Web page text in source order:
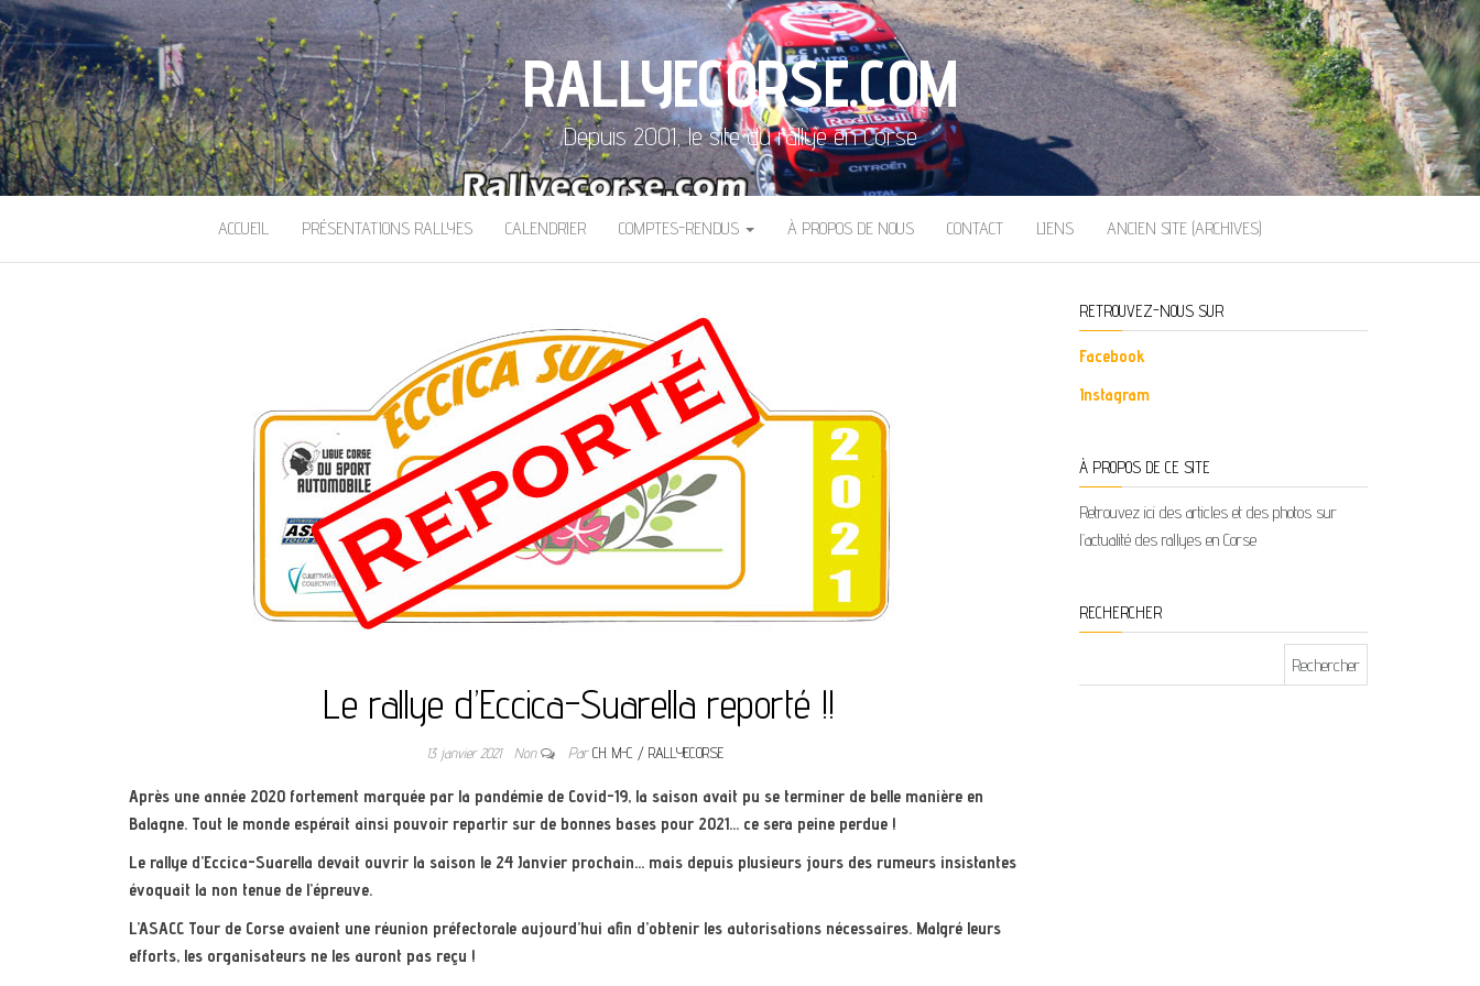
RALLYECORSE.COM
Depuis 2001, le site du rallye en Corse
ACCUEIL PRÉSENTATIONS RALLYES CALENDRIER COMPTES-RENDUS À PROPOS DE NOUS CONTACT LIENS ANCIEN SITE (ARCHIVES)
Le rallye d’Eccica-Suarella reporté !!
13 janvier 2021 Non ParCH. M-C / RALLYECORSE
Après une année 2020 fortement marquée par la pandémie de Covid-19, la saison avait pu se terminer de belle manière en
Balagne. Tout le monde espérait ainsi pouvoir repartir sur de bonnes bases pour 2021… ce sera peine perdue !
Le rallye d’Eccica-Suarella devait ouvrir la saison le 24 Janvier prochain… mais depuis plusieurs jours des rumeurs insistantes
évoquait la non tenue de l’épreuve.
L’ASACC Tour de Corse avaient une réunion préfectorale aujourd’hui afin d’obtenir les autorisations nécessaires. Malgré leurs
efforts, les organisateurs ne les auront pas reçu !
RETROUVEZ-NOUS SUR
Facebook
Instagram
À PROPOS DE CE SITE
Retrouvez ici des articles et des photos sur
l’actualité des rallyes en Corse
RECHERCHER